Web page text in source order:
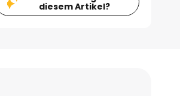
diesem Artikel?